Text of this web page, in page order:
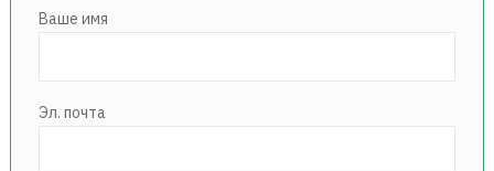
Ваше имя
Эл. почта